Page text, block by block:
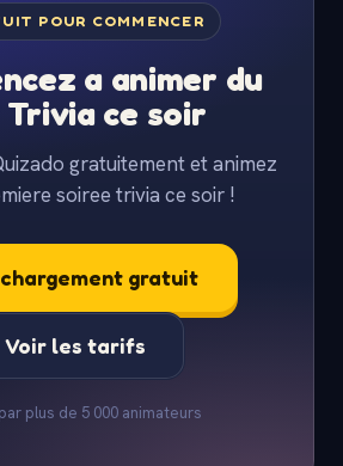
POUR COMMENCER
a animer du
Trivia ce soir
gratuitement et animez
soiree trivia ce soir !
gratuit
Voir les tarifs
plus de 5 000 animateurs